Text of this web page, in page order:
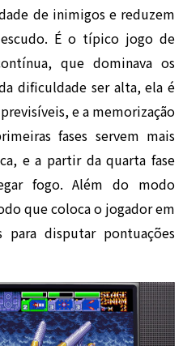
de inimigos e reduzem
É o típico jogo de
que dominava os
dificuldade ser alta, ela é
e a memorização
fases servem mais
e a partir da quarta fase
fogo. Além do modo
que coloca o jogador em
para disputar pontuações